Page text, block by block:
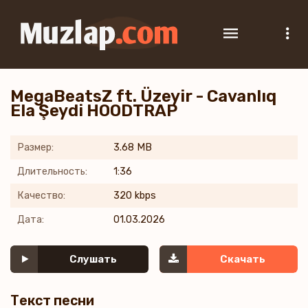
MegaBeatsZ ft. Üzeyir - Cavanlıq
Ela Şeydi HOODTRAP
Размер: 3.68 MB
Длительность: 1:36
Качество: 320 kbps
Дата: 01.03.2026
Слушать Скачать
Текст песни